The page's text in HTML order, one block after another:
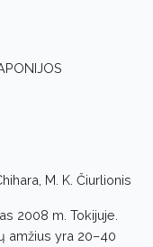
M. K. Čiurlionis
2008 m. Tokijuje.
amžius yra 20–40